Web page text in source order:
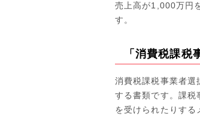
売上高が1,000万円
す。
「消費税課
消費税課税事業者選
する書類です。課税
を受けられたりする